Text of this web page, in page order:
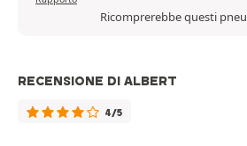
Ricomprerebbe questi
RECENSIONE DI ALBERT
4/5